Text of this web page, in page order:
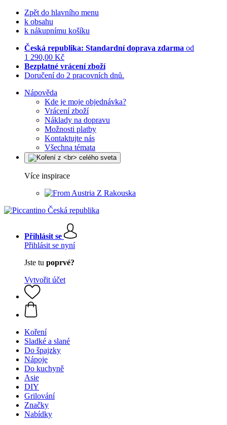
Zpět do hlavního menu
k obsahu
k nákupnímu košíku
Česká republika: Standardní doprava zdarma od
1 290,00 Kč
Bezplatné vrácení zboží
Doručení do 2 pracovních dnů.
Nápověda
Kde je moje objednávka?
Vrácení zboží
Náklady na dopravu
Možnosti platby
Kontaktujte nás
Všechna témata
Více inspirace
Z Rakouska
Přihlásit se
Přihlásit se nyní
Jste tu poprvé?
Vytvořit účet
Koření
Sladké a slané
Do špajzky
Nápoje
Do kuchyně
Asie
DIY
Grilování
Značky
Nabídky